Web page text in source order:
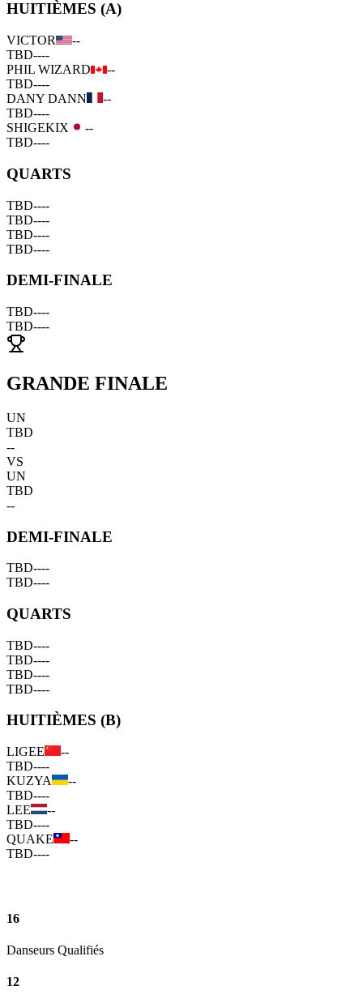
HUITIÈMES (A)
VICTOR
--
TBD----
PHIL WIZARD
--
TBD----
DANY DANN
--
TBD----
SHIGEKIX
--
TBD----
QUARTS
TBD----
TBD----
TBD----
TBD----
DEMI-FINALE
TBD----
TBD----
GRANDE FINALE
UN
TBD
--
VS
UN
TBD
--
DEMI-FINALE
TBD----
TBD----
QUARTS
TBD----
TBD----
TBD----
TBD----
HUITIÈMES (B)
LIGEE
--
TBD----
KUZYA
--
TBD----
LEE
--
TBD----
QUAKE
--
TBD----
16
Danseurs Qualifiés
12